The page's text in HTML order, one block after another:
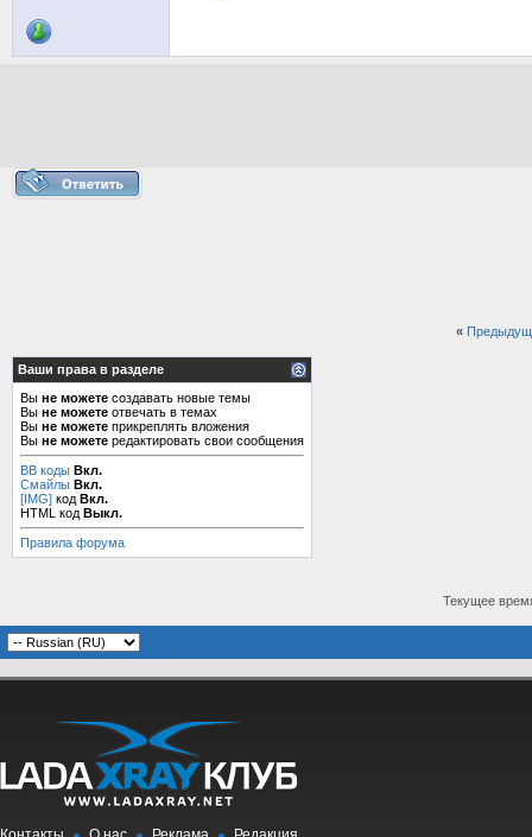
«
Ваши права в разделе
Вы не можете создавать новые темы
Вы не можете отвечать в темах
Вы не можете прикреплять вложения
Вы не можете редактировать свои сообщения
BB коды Вкл.
Смайлы Вкл.
[IMG] код Вкл.
HTML код Выкл.
Правила форума
Текущее